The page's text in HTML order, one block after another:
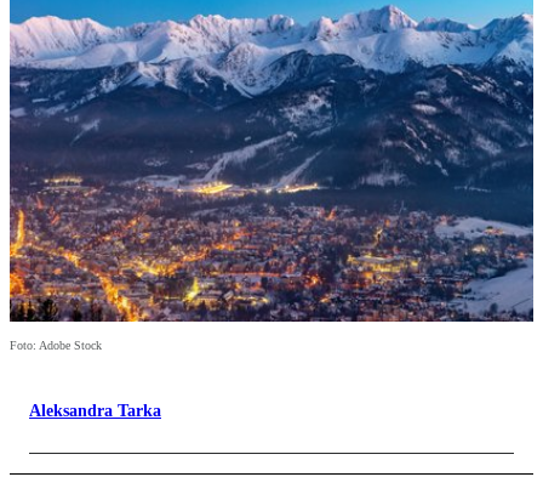
Foto: Adobe Stock
Aleksandra Tarka